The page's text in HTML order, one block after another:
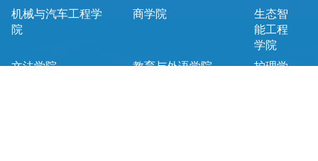
机械与汽车工程学
院
商学院
生态智
能工程
学院
文法学院
教育与外语学院
护理学